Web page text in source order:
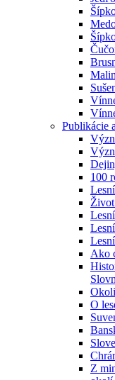
Publikácie
100
Život
Ako
O
Z